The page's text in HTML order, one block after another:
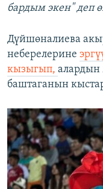
бардым экен" деп
Дүйшөналиева
неберелерине
кызыгып, алардын
баштаганын